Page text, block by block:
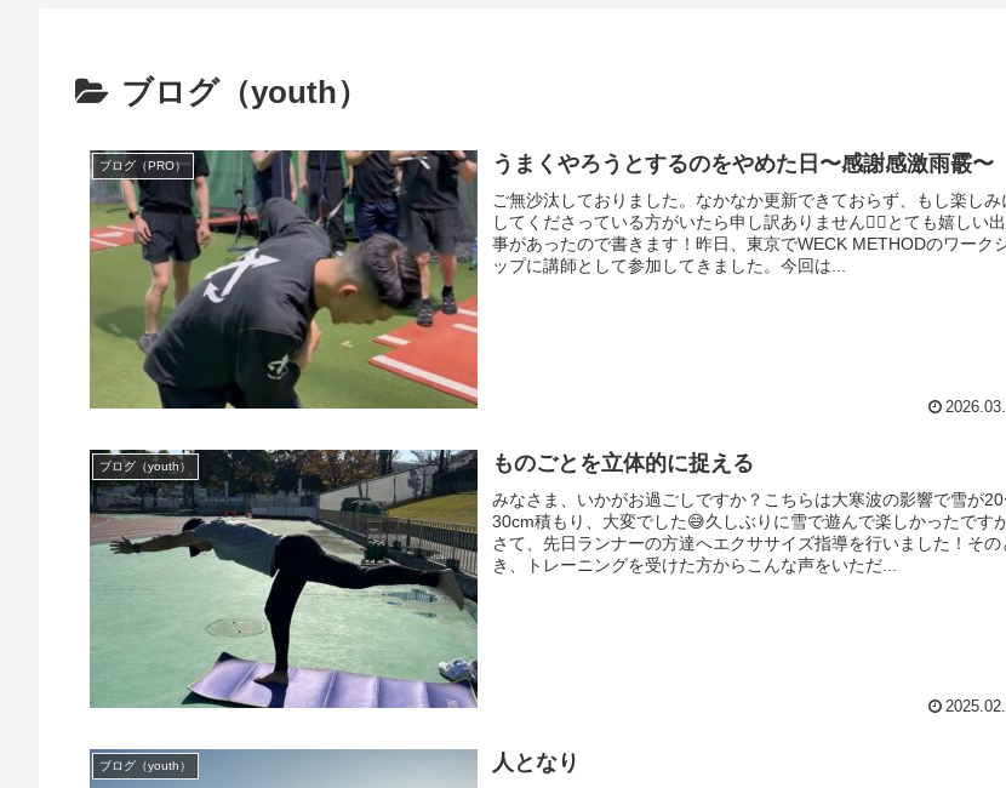
ブログ（youth）
ブログ（PRO） うまくやろうとするのをやめた日〜感謝感激雨霰〜
ご無沙汰しておりました。なかなか更新できておらず、もし楽しみ
してくださっている方がいたら申し訳ありません🙇‍♂️とても嬉しい
事があったので書きます！昨日、東京でWECK METHODのワーク
ップに講師として参加してきました。今回は...
ブログ（youth） ものごとを立体的に捉える
みなさま、いかがお過ごしですか？こちらは大寒波の影響で雪が20
30cm積もり、大変でした😅久しぶりに雪で遊んで楽しかったです
さて、先日ランナーの方達へエクササイズ指導を行いました！その
き、トレーニングを受けた方からこんな声をいただ...
ブログ（youth） 人となり